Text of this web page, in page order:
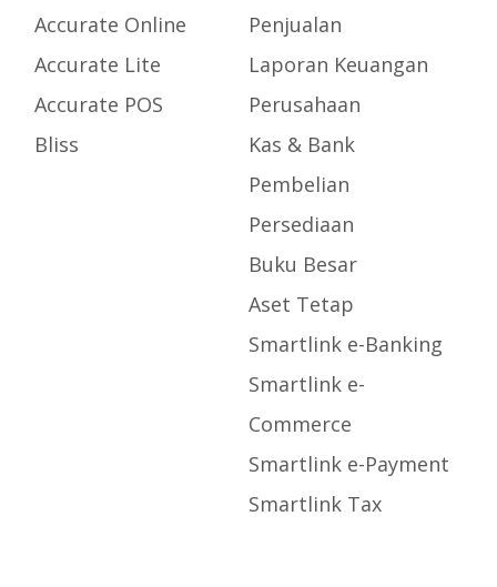
Accurate Online
Accurate Lite
Accurate POS
Bliss
Penjualan
Laporan Keuangan
Perusahaan
Kas & Bank
Pembelian
Persediaan
Buku Besar
Aset Tetap
Smartlink e-Banking
Smartlink e-
Commerce
Smartlink e-Payment
Smartlink Tax